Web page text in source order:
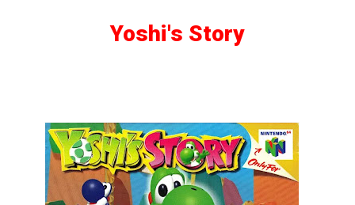
Yoshi's Story